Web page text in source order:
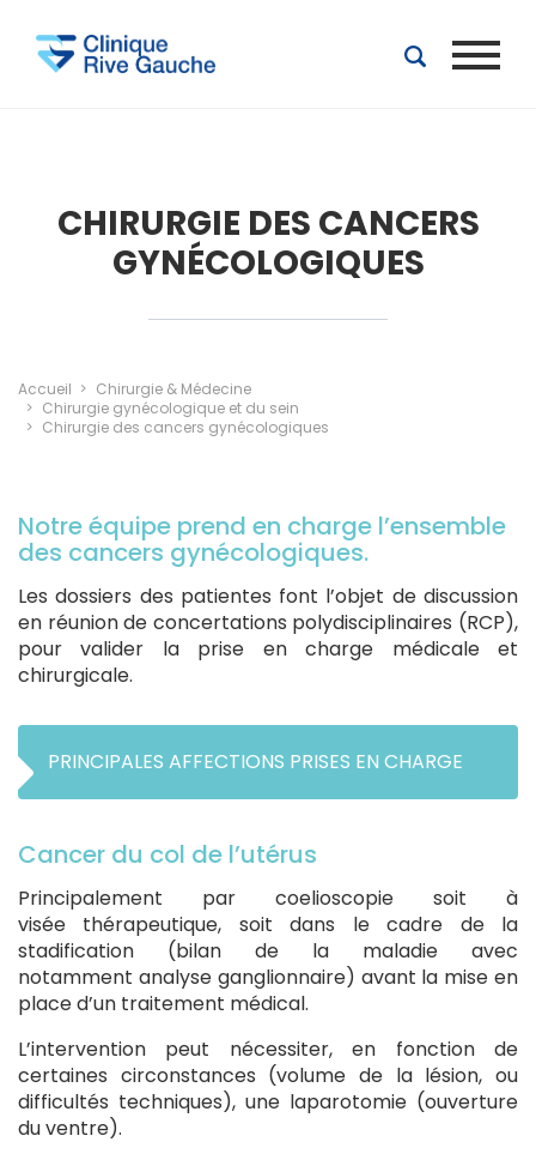
CHIRURGIE DES CANCERS
GYNÉCOLOGIQUES
Accueil
Chirurgie & Médecine
Chirurgie gynécologique et du sein
Chirurgie des cancers gynécologiques
Notre équipe prend en charge l’ensemble
des cancers gynécologiques.
Les dossiers des patientes font l’objet de discussion
en réunion de concertations polydisciplinaires (RCP),
pour valider la prise en charge médicale et
chirurgicale.
PRINCIPALES AFFECTIONS PRISES EN CHARGE
Cancer du col de l’utérus
Principalement par coelioscopie soit à
visée thérapeutique, soit dans le cadre de la
stadification (bilan de la maladie avec
notamment analyse ganglionnaire) avant la mise en
place d’un traitement médical.
L’intervention peut nécessiter, en fonction de
certaines circonstances (volume de la lésion, ou
difficultés techniques), une laparotomie (ouverture
du ventre).